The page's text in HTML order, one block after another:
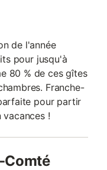
de l'année
pour jusqu'à
80 % de ces gîtes
Franche-
pour partir
!
Comté